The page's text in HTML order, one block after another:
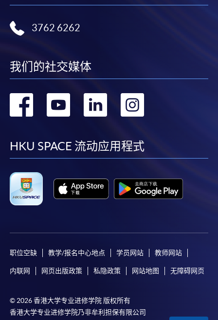
3762 6262
我们的社交媒体
转
facebook
转
youtube
转
linkedin
转
HKU SPACE 流动应用程式
职位空缺 教学/报名中心地点 学员网站 教师网站
内联网 网页出版政策 私隐政策 网站地图 无障碍网页
© 2026 香港大学专业进修学院 版权所有
香港大学专业进修学院乃非牟利担保有限公司